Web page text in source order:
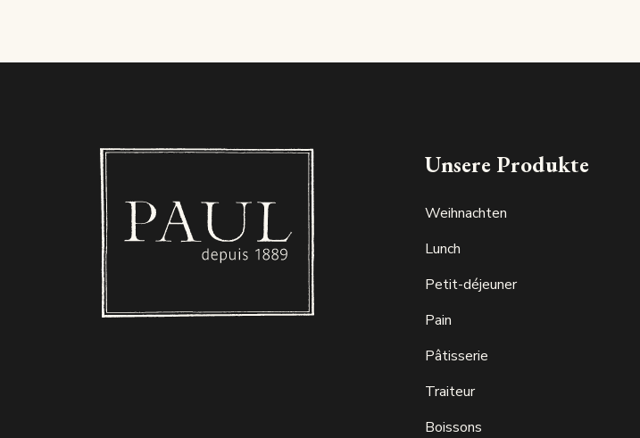
Boulangerie PAUL - Luxembourg Unsere Produkte
Weihnachten
Lunch
Petit-déjeuner
Pain
Pâtisserie
Traiteur
Boissons